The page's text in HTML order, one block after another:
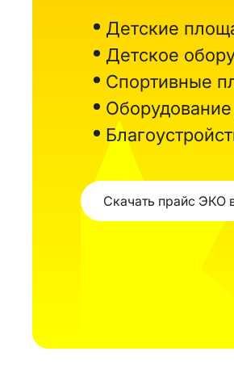
Детские
Детское
Спортивные
Скачать прайс ЭКО